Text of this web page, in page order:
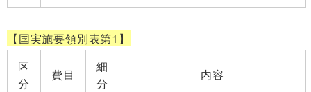
【国実施要領別表第1】
区
分
費目
細
分
内容